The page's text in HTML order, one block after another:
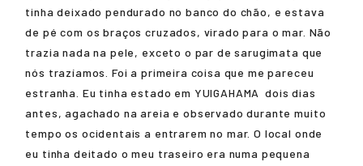
tinha deixado pendurado no banco do chão, e estava
de pé com os braços cruzados, virado para o mar. Não
trazia nada na pele, exceto o par de sarugimata que
nós trazíamos. Foi a primeira coisa que me pareceu
estranha. Eu tinha estado em YUIGAHAMA dois dias
antes, agachado na areia e observado durante muito
tempo os ocidentais a entrarem no mar. O local onde
eu tinha deitado o meu traseiro era numa pequena